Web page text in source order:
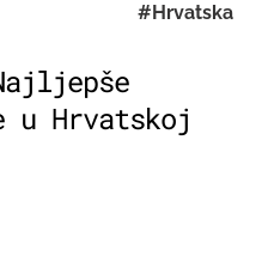
#Hrvatska
u Hrvatskoj